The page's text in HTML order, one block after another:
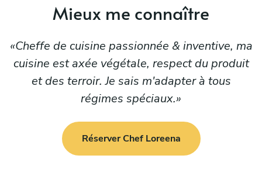
Mieux me connaître
Cheffe de cuisine passionnée & inventive, ma
cuisine est axée végétale, respect du produit
et des terroir. Je sais m'adapter à tous
régimes spéciaux.
Réserver Chef Loreena